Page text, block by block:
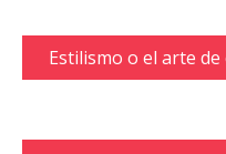
Estilismo o el arte